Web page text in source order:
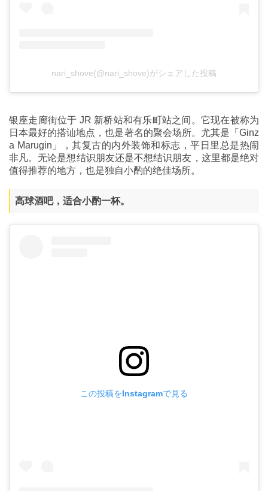
nari_shove(@nari_shove)がシェアした投稿
银座走廊街位于 JR 新桥站和有乐町站之间。它现在被称为
日本最好的搭讪地点，也是著名的聚会场所。尤其是「Ginz
a Marugin」，其复古的内外装饰和标志，平日里总是热闹
非凡。无论是想结识朋友还是不想结识朋友，这里都是绝对
值得推荐的地方，也是独自小酌的绝佳场所。
高球酒吧，适合小酌一杯。
この投稿をInstagramで見る